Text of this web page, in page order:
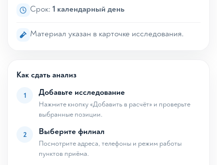
Срок: 1 календарный день
Материал указан в карточке исследования.
Как сдать анализ
1 Добавьте исследование
Нажмите кнопку «Добавить в расчёт» и проверьте
выбранные позиции.
2 Выберите филиал
Посмотрите адреса, телефоны и режим работы
пунктов приёма.